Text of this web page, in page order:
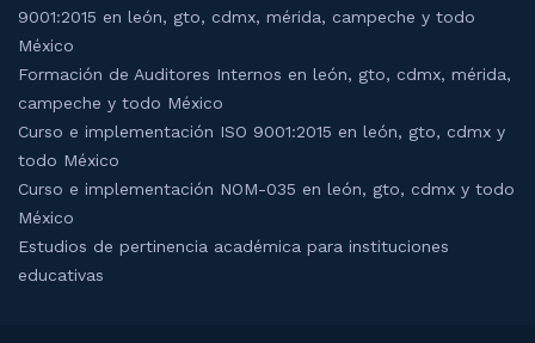
9001:2015 en león, gto, cdmx, mérida, campeche y todo
México
Formación de Auditores Internos en león, gto, cdmx, mérida,
campeche y todo México
Curso e implementación ISO 9001:2015 en león, gto, cdmx y
todo México
Curso e implementación NOM-035 en león, gto, cdmx y todo
México
Estudios de pertinencia académica para instituciones
educativas